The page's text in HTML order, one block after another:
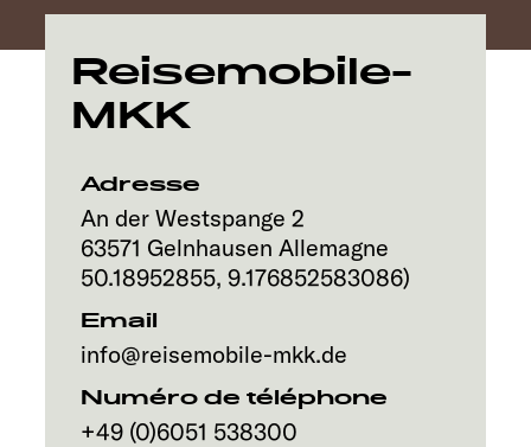
Nos concessionnaires
Découvrir
Service
Reisemobile-
MKK
Adresse
An der Westspange 2
63571 Gelnhausen Allemagne
50.18952855, 9.176852583086)
Email
info@reisemobile-mkk.de
Numéro de téléphone
+49 (0)6051 538300